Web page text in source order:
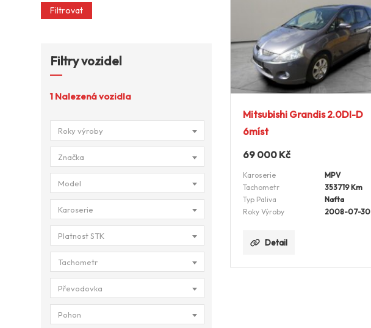
Filtrovat
Filtry vozidel
1 Nalezená vozidla
Roky výroby
Značka
Model
Karoserie
Platnost STK
Tachometr
Převodovka
Pohon
Mitsubishi Grandis 2.0DI-D
6míst
69 000 Kč
Karoserie
MPV
Tachometr
353719 Km
Typ Paliva
Nafta
Roky Výroby
2008-07-30
Detail